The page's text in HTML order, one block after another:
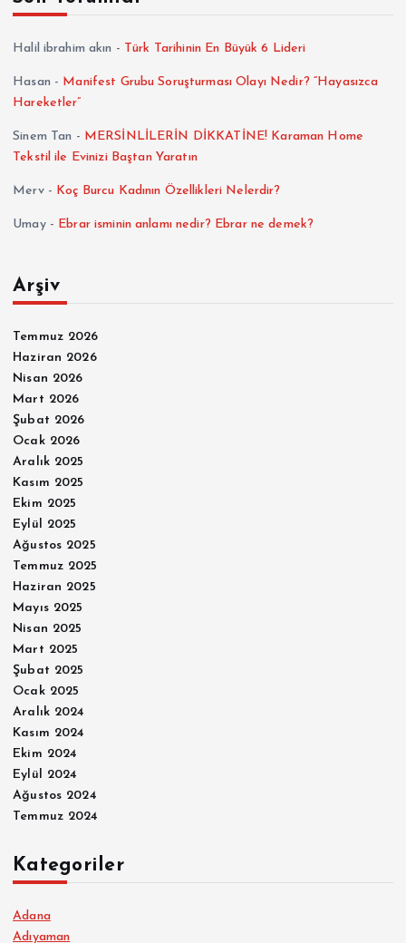
Halil ibrahim akın - Türk Tarihinin En Büyük 6 Lideri
Hasan - Manifest Grubu Soruşturması Olayı Nedir? “Hayasızca
Hareketler”
Sinem Tan - MERSİNLİLERİN DİKKATİNE! Karaman Home
Tekstil ile Evinizi Baştan Yaratın
Merv- Koç Burcu Kadının Özellikleri Nelerdir?
Umay- Ebrar isminin anlamı nedir? Ebrar ne demek?
Arşiv
Temmuz 2026
Haziran 2026
Nisan 2026
Mart 2026
Şubat 2026
Ocak 2026
Aralık 2025
Kasım 2025
Ekim 2025
Eylül 2025
Ağustos 2025
Temmuz 2025
Haziran 2025
Mayıs 2025
Nisan 2025
Mart 2025
Şubat 2025
Ocak 2025
Aralık 2024
Kasım 2024
Ekim 2024
Eylül 2024
Ağustos 2024
Temmuz 2024
Kategoriler
Adana
Adıyaman